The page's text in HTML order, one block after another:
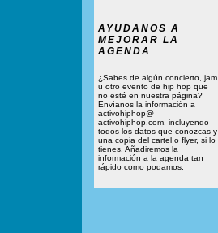
AYUDANOS A
MEJORAR LA
AGENDA
¿Sabes de algún concierto, jam
u otro evento de hip hop que
no esté en nuestra página?
Envíanos la información a
activohiphop@
activohiphop.com, incluyendo
todos los datos que conozcas y
una copia del cartel o flyer, si lo
tienes. Añadiremos la
información a la agenda tan
rápido como podamos.